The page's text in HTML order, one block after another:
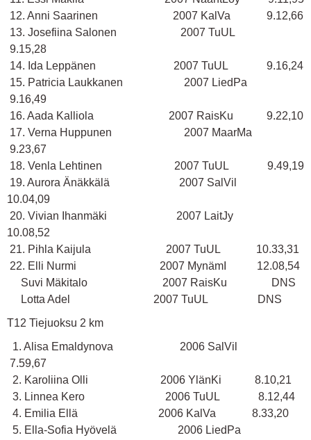
12. Anni Saarinen 2007 KalVa 9.12,66
13. Josefiina Salonen 2007 TuUL
9.15,28
14. Ida Leppänen 2007 TuUL 9.16,24
15. Patricia Laukkanen 2007 LiedPa
9.16,49
16. Aada Kalliola 2007 RaisKu 9.22,10
17. Verna Huppunen 2007 MaarMa
9.23,67
18. Venla Lehtinen 2007 TuUL 9.49,19
19. Aurora Änäkkälä 2007 SalVil
10.04,09
20. Vivian Ihanmäki 2007 LaitJy
10.08,52
21. Pihla Kaijula 2007 TuUL 10.33,31
22. Elli Nurmi 2007 MynämI 12.08,54
Suvi Mäkitalo 2007 RaisKu DNS
Lotta Adel 2007 TuUL DNS
T12 Tiejuoksu 2 km
1. Alisa Emaldynova 2006 SalVil
7.59,67
2. Karoliina Olli 2006 YlänKi 8.10,21
3. Linnea Kero 2006 TuUL 8.12,44
4. Emilia Ellä 2006 KalVa 8.33,20
5. Ella-Sofia Hyövelä 2006 LiedPa